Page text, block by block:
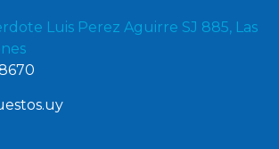
Luis Perez Aguirre SJ 885, Las